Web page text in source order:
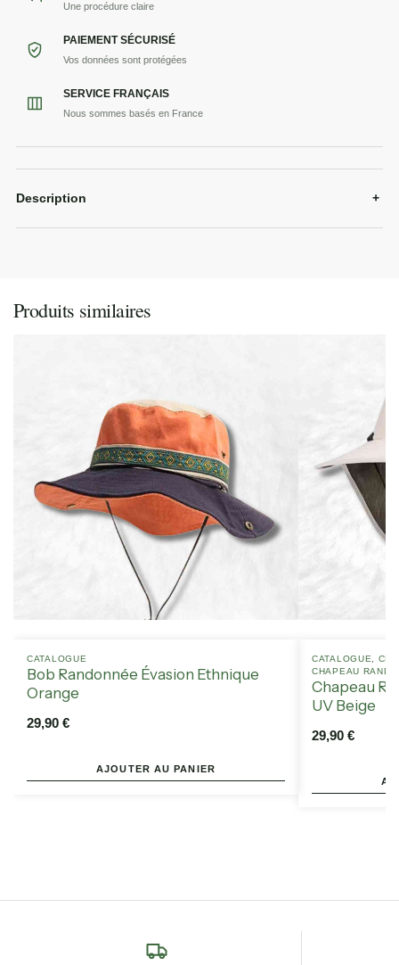
Une procédure claire
PAIEMENT SÉCURISÉ
Vos données sont protégées
SERVICE FRANÇAIS
Nous sommes basés en France
Description +
Produits similaires
CATALOGUE
Bob Randonnée Évasion Ethnique
Orange
29,90 €
AJOUTER AU PANIER
CATALOGUE
CHAPEAU
Chapeau
UV Beige
29,90 €